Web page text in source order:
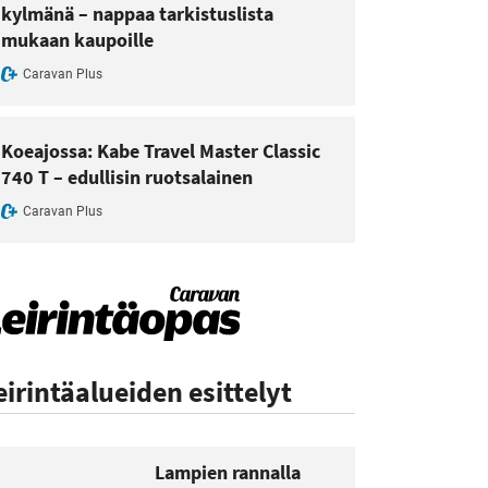
kylmänä – nappaa tarkistuslista
mukaan kaupoille
Caravan Plus
Koeajossa: Kabe Travel Master Classic
740 T – edullisin ruotsalainen
Caravan Plus
esittelyt
Lampien rannalla